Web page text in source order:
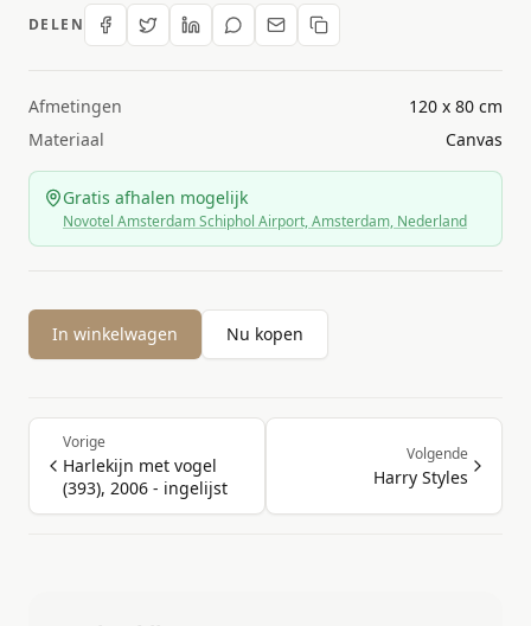
DELEN
Afmetingen
120 x 80 cm
Materiaal
Canvas
Gratis afhalen mogelijk
Novotel Amsterdam Schiphol Airport, Amsterdam, Nederland
In winkelwagen Nu kopen
Vorige
Harlekijn met vogel
(393), 2006 - ingelijst
Volgende
Harry Styles